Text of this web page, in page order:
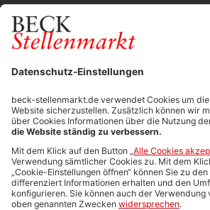
Durchsuchen Sie den
FÜR ARBEITGEBER
Stellenmarktpreise
Anzeigen-AGB
Media-Daten
Newsletteranmeldung
Produktübersicht
ALLGEMEIN